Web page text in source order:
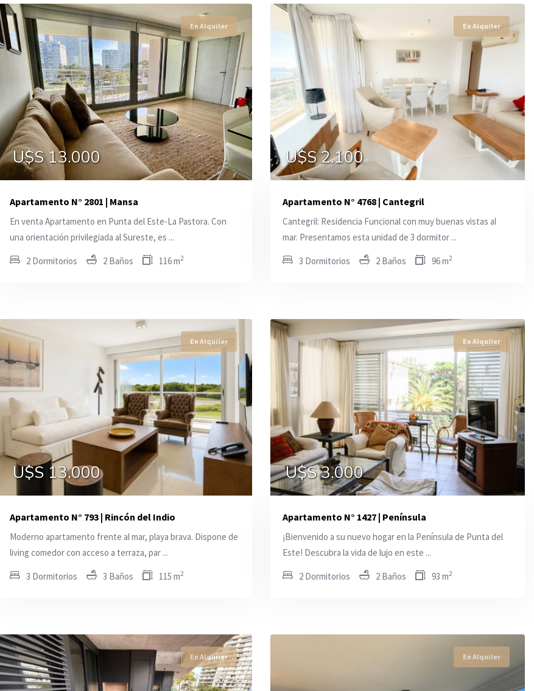
En Alquiler
U$S 13.000
En Alquiler
U$S 13.000
En Alquiler
U$S 13.000
En Alquiler
U$S 13.000
Apartamento N° 2801 | Mansa
En venta Apartamento en Punta del Este-La Pastora. Con
una orientación privilegiada al Sureste, es ...
2 Dormitorios 2 Baños 116 m2
En Alquiler
U$S 2.100
En Alquiler
U$S 2.100
Apartamento N° 4768 | Cantegril
Cantegril: Residencia Funcional con muy buenas vistas al
mar. Presentamos esta unidad de 3 dormitor ...
3 Dormitorios 2 Baños 96 m2
En Alquiler
U$S 24.000
En Alquiler
U$S 24.000
En Alquiler
U$S 13.000
En Alquiler
U$S 13.000
Apartamento N° 793 | Rincón del Indio
Moderno apartamento frente al mar, playa brava. Dispone de
living comedor con acceso a terraza, par ...
3 Dormitorios 3 Baños 115 m2
En Alquiler
U$S 3.000
En Alquiler
U$S 3.000
Apartamento N° 1427 | Península
¡Bienvenido a su nuevo hogar en la Península de Punta del
Este! Descubra la vida de lujo en este ...
2 Dormitorios 2 Baños 93 m2
En Alquiler En Alquiler
En Alquiler En Alquiler
En Alquiler En Alquiler